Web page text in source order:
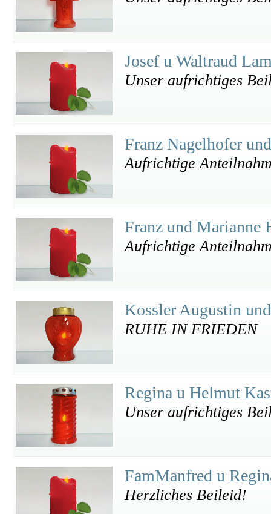
Josef u Waltraud
Unser aufrichtiges
Franz Nagelhofer
Aufrichtige
Franz und Marianne
Aufrichtige
Kossler Augustin
RUHE IN FRIEDEN
Regina u Helmut
Unser aufrichtiges
FamManfred u
Herzliches Beileid!